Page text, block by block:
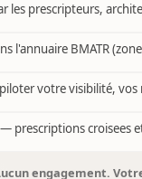
les prescripteurs,
l'annuaire BMATR
votre visibilité,
— prescriptions croisees
engagement.